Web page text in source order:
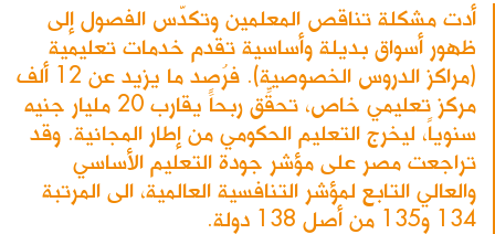
أدت مشكلة تناقص المعلمين وتكدّس الفصول إلى
ظهور أسواق بديلة وأساسية تقدم خدمات تعليمية
(مراكز الدروس الخصوصية). فرُصِد ما يزيد عن 12 ألف
مركز تعليمي خاص، تحقِّق ربحاً يقارب 20 مليار جنيه
سنوياً، ليخرج التعليم الحكومي من إطار المجانية. وقد
تراجعت مصر على مؤشر جودة التعليم الأساسي
والعالي التابع لمؤشر التنافسية العالمية، الى المرتبة
134 و135 من أصل 138 دولة.